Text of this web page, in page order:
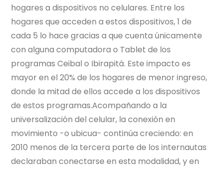
hogares a dispositivos no celulares. Entre los
hogares que acceden a estos dispositivos, 1 de
cada 5 lo hace gracias a que cuenta únicamente
con alguna computadora o Tablet de los
programas Ceibal o Ibirapitá. Este impacto es
mayor en el 20% de los hogares de menor ingreso,
donde la mitad de ellos accede a los dispositivos
de estos programas.Acompañando a la
universalización del celular, la conexión en
movimiento -o ubicua- continúa creciendo: en
2010 menos de la tercera parte de los internautas
declaraban conectarse en esta modalidad, y en